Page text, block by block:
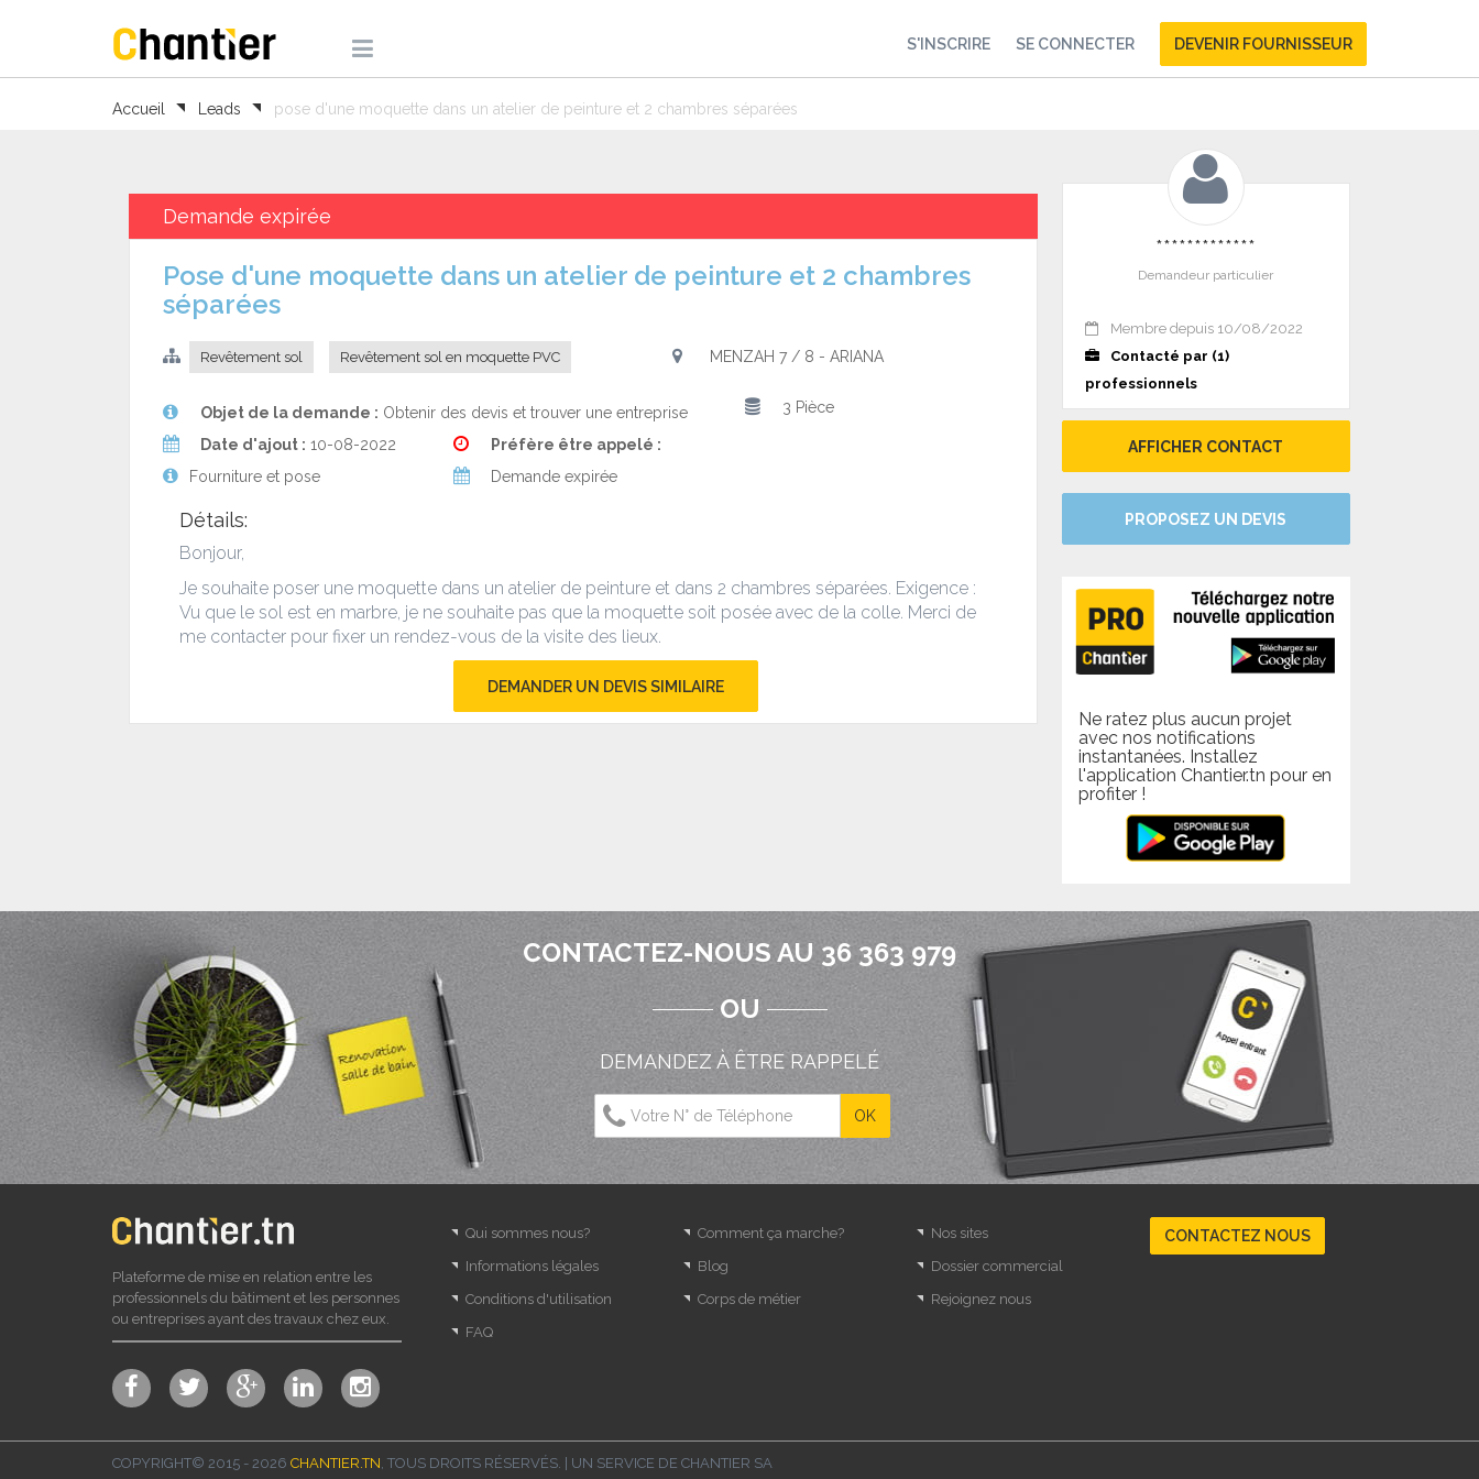
S'INSCRIRE SE CONNECTER DEVENIR FOURNISSEUR
Accueil Leads pose d'une moquette dans un atelier de peinture et 2 chambres séparées
Demande expirée
pose d'une moquette dans un atelier de peinture et 2 chambres
séparées
Revêtement sol Revêtement sol en moquette PVC MENZAH 7 / 8 - ARIANA
Objet de la demande : Obtenir des devis et trouver une entreprise 3 Pièce
Date d'ajout : 10-08-2022
Préfère être appelé :
Fourniture et pose
Demande expirée
Détails:
Bonjour,
Je souhaite poser une moquette dans un atelier de peinture et dans 2 chambres séparées. Exigence :
Vu que le sol est en marbre, je ne souhaite pas que la moquette soit posée avec de la colle. Merci de
me contacter pour fixer un rendez-vous de la visite des lieux.
DEMANDER UN DEVIS SIMILAIRE
*************
Demandeur particulier
Membre depuis 10/08/2022
Contacté par (1)
professionnels
AFFICHER CONTACT
PROPOSEZ UN DEVIS
Ne ratez plus aucun projet
avec nos notifications
instantanées. Installez
l'application Chantier.tn pour en
profiter !
CONTACTEZ-NOUS AU 36 363 979
OU
DEMANDEZ À ÊTRE RAPPELÉ
Plateforme de mise en relation entre les
professionnels du bâtiment et les personnes
ou entreprises ayant des travaux chez eux.
Qui sommes nous?
Informations légales
Conditions d'utilisation
FAQ
Comment ça marche?
Blog
Corps de métier
Nos sites
Dossier commercial
Rejoignez nous
CONTACTEZ NOUS
COPYRIGHT© 2015 - 2026 CHANTIER.TN, TOUS DROITS RÉSERVÉS. | UN SERVICE DE CHANTIER SA